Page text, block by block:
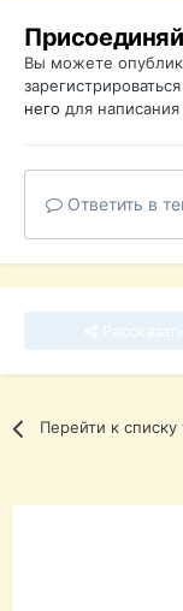
Вы можете
него для
Ответить в
Перейти к списку